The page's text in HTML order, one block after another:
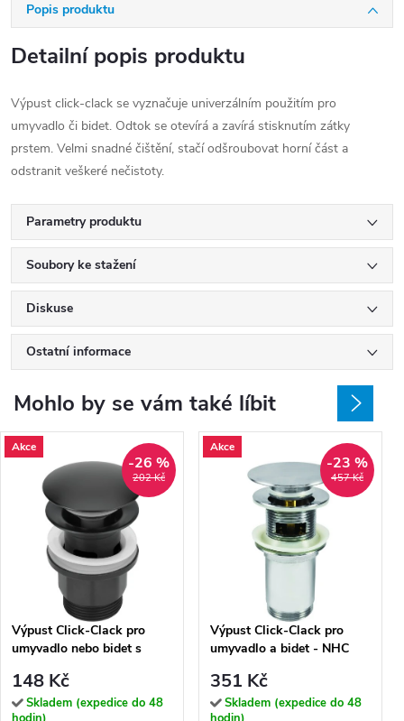
Popis produktu
Detailní popis produktu
Výpust click-clack se vyznačuje univerzálním použitím pro
umyvadlo či bidet. Odtok se otevírá a zavírá stisknutím zátky
prstem. Velmi snadné čištění, stačí odšroubovat horní část a
odstranit veškeré nečistoty.
Parametry produktu
Soubory ke stažení
Diskuse
Ostatní informace
Mohlo by se vám také líbit
202 Kč
-26 %
Akce
Výpust Click-Clack pro
umyvadlo nebo bidet s
148 Kč
Skladem (expedice do 48
457 Kč
-23 %
Akce
Výpust Click-Clack pro
umyvadlo a bidet - NHC
351 Kč
Skladem (expedice do 48